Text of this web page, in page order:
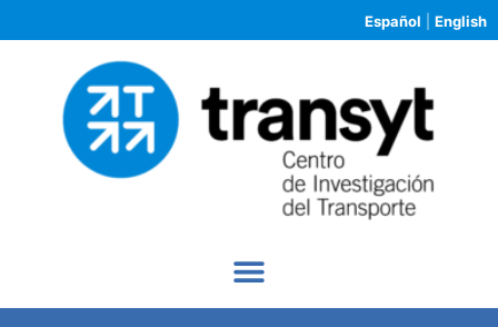
Español English